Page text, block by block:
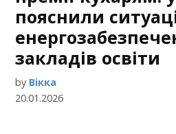
пояснили
закладів освіти
by Вікка
20.01.2026